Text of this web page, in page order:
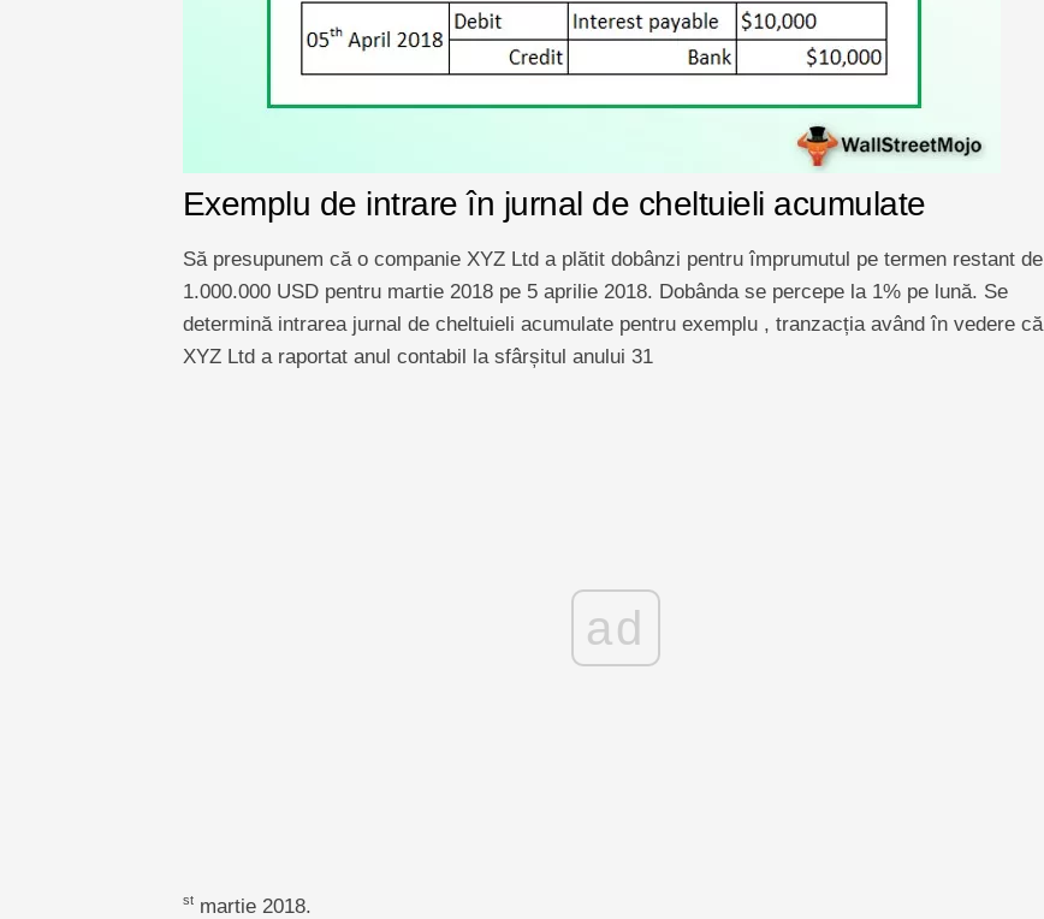
Exemplu de intrare în jurnal de cheltuieli acumulate
Să presupunem că o companie XYZ Ltd a plătit dobânzi pentru împrumutul pe termen restant de
1.000.000 USD pentru martie 2018 pe 5 aprilie 2018. Dobânda se percepe la 1% pe lună. Se
determină intrarea jurnal de cheltuieli acumulate pentru exemplu , tranzacția având în vedere că
XYZ Ltd a raportat anul contabil la sfârșitul anului 31
ad
stmartie 2018.